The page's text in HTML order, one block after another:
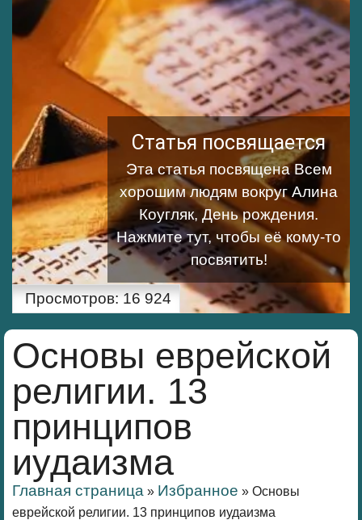
Статья посвящается
Эта статья посвящена Всем
хорошим людям вокруг Алина
Коугляк, День рождения.
Нажмите тут, чтобы её кому-то
посвятить!
Просмотров: 16 924
Основы еврейской
религии. 13
принципов
иудаизма
Главная страница » Избранное » Основы
еврейской религии. 13 принципов иудаизма